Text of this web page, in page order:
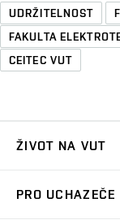
UDRŽITELNOST
FAKULTA
CEITEC VUT
ŽIVOT NA VUT
PRO UCHAZEČE